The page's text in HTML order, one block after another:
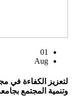
01
Aug
لتعزيز الكفاءة في
وتنمية المجتمع